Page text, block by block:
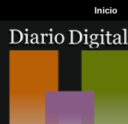
Inicio